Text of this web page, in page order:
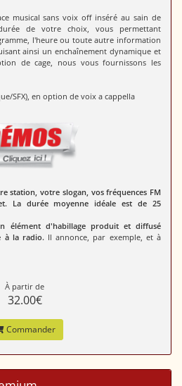
musical sans voix off inséré au sain de
de votre choix, vous permettant
l'heure ou toute autre information
ainsi un enchaînement dynamique et
de cage, nous vous fournissons les
SFX), en option de voix a cappella
station, votre slogan, vos fréquences FM
La durée moyenne idéale est de 25
élément d'habillage produit et diffusé
à la radio.Il annonce, par exemple, et à
À partir de
32.00€
Commander